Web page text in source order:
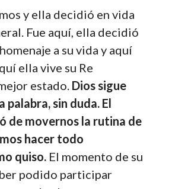
y ella decidió en vida
Fue aquí, ella decidió
a su vida y aquí
ella vive su Re
estado. Dios sigue
sin duda. El
de movernos la rutina de
hacer todo
quiso.El momento de su
podido participar